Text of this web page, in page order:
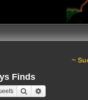
~
Finds
Etsi